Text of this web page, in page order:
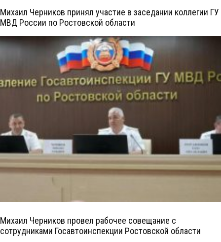
Михаил Черников принял участие в заседании коллегии ГУ
МВД России по Ростовской области
Михаил Черников провел рабочее совещание с
сотрудниками Госавтоинспекции Ростовской области